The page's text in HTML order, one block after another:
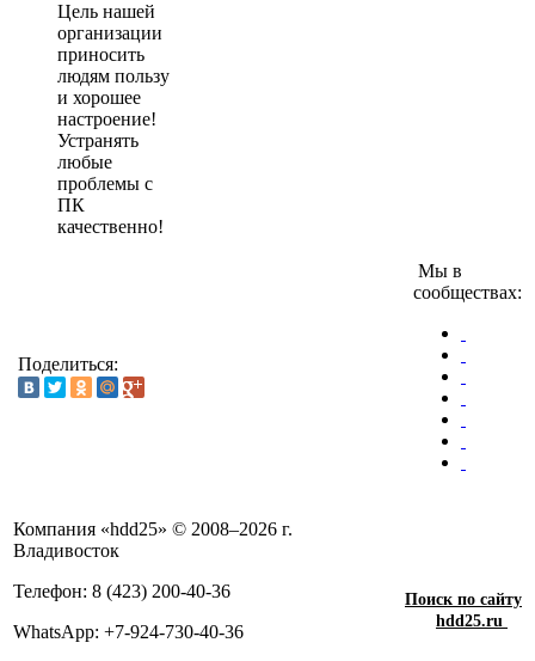
Цель нашей
организации
приносить
людям пользу
и хорошее
настроение!
Устранять
любые
проблемы с
ПК
качественно!
Поделиться:
Мы в
сообществах:
Компания «hdd25» © 2008–2026 г.
Владивосток
Телефон: 8 (423) 200-40-36
WhatsApp: +7-924-730-40-36
Поиск по сайту
hdd25.ru